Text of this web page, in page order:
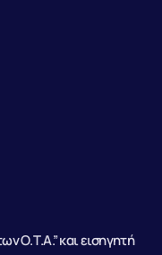
Ο.Τ.Α.” και εισηγητή